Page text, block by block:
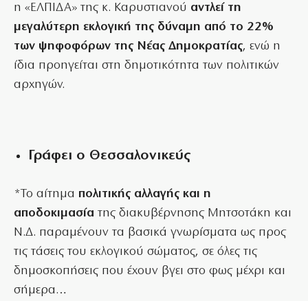
η «ΕΛΠΙΔΑ» της κ. Καρυστιανού αντλεί τη
μεγαλύτερη εκλογική της δύναμη από το 22%
των ψηφοφόρων της Νέας Δημοκρατίας, ενώ η
ίδια προηγείται στη δημοτικότητα των πολιτικών
αρχηγών.
Γράφει ο Θεσσαλονικεύς
*Το αίτημα πολιτικής αλλαγής και η
αποδοκιμασία της διακυβέρνησης Μητσοτάκη και
Ν.Δ. παραμένουν τα βασικά γνωρίσματα ως προς
τις τάσεις του εκλογικού σώματος, σε όλες τις
δημοσκοπήσεις που έχουν βγει στο φως μέχρι και
σήμερα…